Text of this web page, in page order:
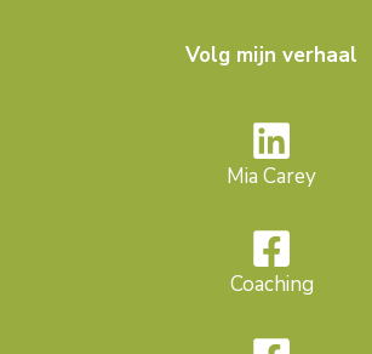
Volg mijn verhaal
Mia Carey
Coaching